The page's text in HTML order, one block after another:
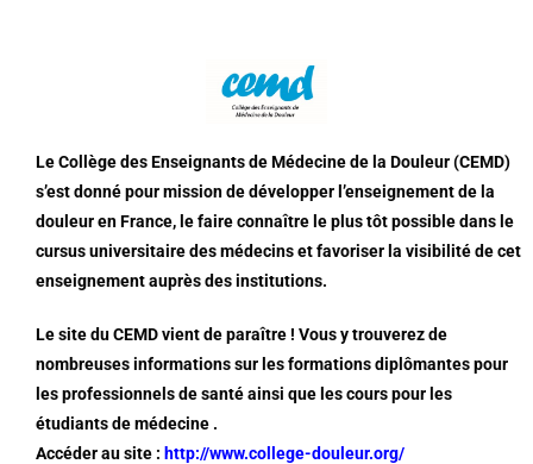
Le Collège des Enseignants de Médecine de la Douleur (CEMD)
s’est donné pour mission de développer l’enseignement de la
douleur en France, le faire connaître le plus tôt possible dans le
cursus universitaire des médecins et favoriser la visibilité de cet
enseignement auprès des institutions.
Le site du CEMD vient de paraître ! Vous y trouverez de
nombreuses informations sur les formations diplômantes pour
les professionnels de santé ainsi que les cours pour les
étudiants de médecine .
Accéder au site : http://www.college-douleur.org/